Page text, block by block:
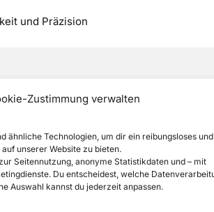
Zustimmung verwalten
ähnliche Technologien, um dir ein reibungsloses und
unserer Website zu bieten.
Seitennutzung, anonyme Statistikdaten und – mit
Du entscheidest, welche
Auswahl kannst du jederzeit anpassen.
und Präzision
die Bleche unter Krafteinwirkung
drei oder vier Walzen der